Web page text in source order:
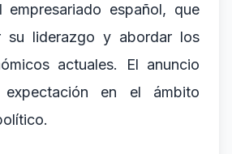
empresariado español, que
su liderazgo y abordar los
actuales. El anuncio
en el ámbito